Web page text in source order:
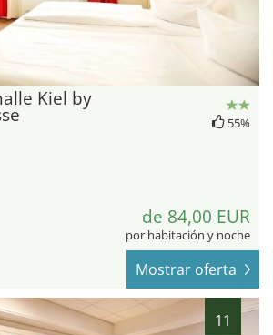
Kiel by
55%
de 84,00 EUR
por habitación y noche
Mostrar oferta
11